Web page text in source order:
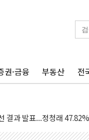
권·금융 부동산 전
식사고 발생…작업자 1명
단에 '철강 AI융합실증센터